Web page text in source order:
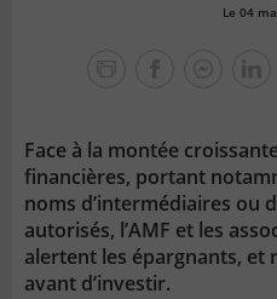
Le 04
Face à la montée
financières, portant
noms d’intermédiaires ou
autorisés, l’AMF et les
alertent les épargnants, et
avant d’investir.